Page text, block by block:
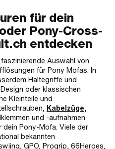
für dein
Pony-Cross-
entdecken
Auswahl von
für Pony Mofas. In
Haltegriffe und
oder klassischen
Kleinteile und
Kabelzüge,
und -aufnahmen
Pony-Mofa. Viele der
bekannten
GPO, Progrip, 66Heroes,